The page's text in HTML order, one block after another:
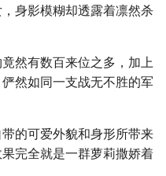
身影模糊却透露着凛然杀
然有数百来位之多，加上
然如同一支战无不胜的军
的可爱外貌和身形所带来
完全就是一群萝莉撒娇着